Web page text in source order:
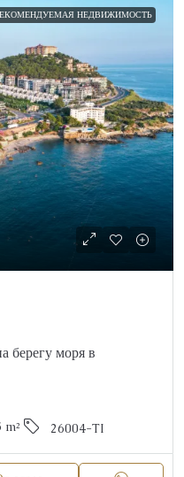
НЕДВИЖИМОСТЬ
берегу моря в
m² 26004-TI